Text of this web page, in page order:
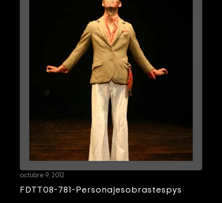
FDTT08-781-Personajesobrastespys
octubre 9, 2012